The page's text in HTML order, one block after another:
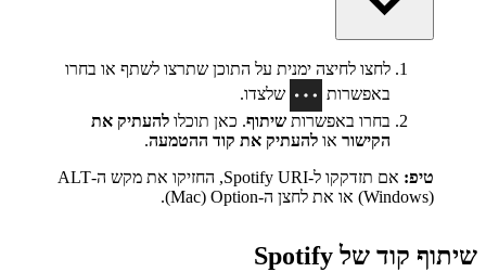
לחצו לחיצה ימנית על התוכן שתרצו לשתף או בחרו
באפשרות
שלצדו.
בחרו באפשרות שיתוף. כאן תוכלו להעתיק את
הקישור או להעתיק את קוד ההטמעה.
טיפ:
(Windows) או את לחצן ה-Option‏ (Mac).
שיתוף קוד של Spotify